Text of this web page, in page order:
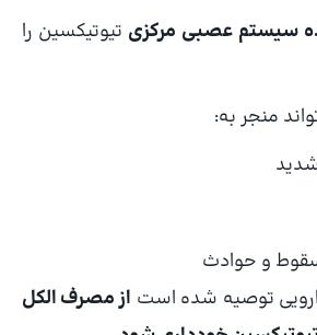
سیستم عصبی مرکزی تیوتیکسین را
منجر به:
و حوادث
توصیه شده است از مصرف الکل